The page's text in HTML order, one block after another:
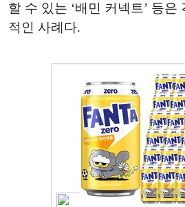
할 수 있는 ‘배민 커넥트’ 등은
적인 사례다.